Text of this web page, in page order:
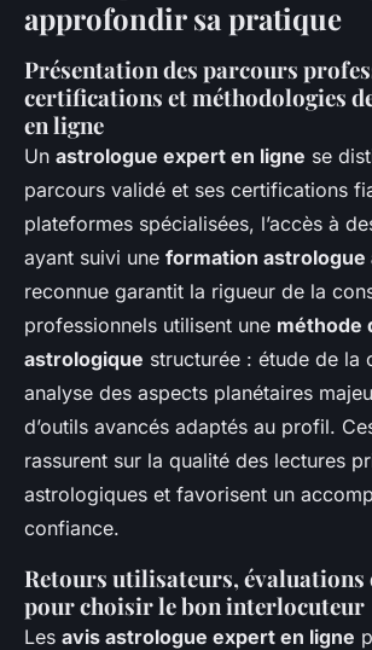
approfondir sa pratique
Présentation des parcours
certifications et méthodologies
en ligne
Un astrologue expert en ligne se
parcours validé et ses certifications
plateformes spécialisées, l’accès à
ayant suivi une formation astrologue
reconnue garantit la rigueur de la
professionnels utilisent une méthode
astrologique structurée : étude de la
analyse des aspects planétaires
d’outils avancés adaptés au profil.
rassurent sur la qualité des lectures
astrologiques et favorisent un
confiance.
Retours utilisateurs, évaluations
pour choisir le bon interlocuteur
Les avis astrologue expert en ligne